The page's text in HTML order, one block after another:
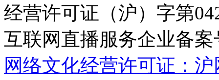
经营许可证（沪）字第
互联网直播服务企业备案
网络文化经营许可证：